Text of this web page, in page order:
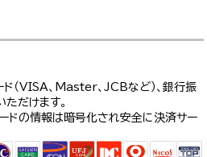
ド（VISA、Master、JCBなど）、銀行振
ただけます。
ドの情報は暗号化され安全に決済サー